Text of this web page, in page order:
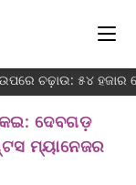
ଚଢ଼ାଉ: ୫୪ ହଜାର
ଦେବଗଡ଼
ମ୍ୟାନେଜର